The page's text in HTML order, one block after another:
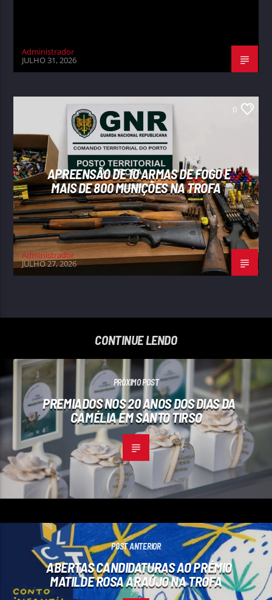
Administrador
JULHO 31, 2026
0
APREENSÃO DE 10 ARMAS DE FOGO E
MAIS DE 800 MUNIÇÕES NA TROFA
Administrador
JULHO 27, 2026
CONTINUE LENDO
PRÓXIMO POST
PREMIADOS NOS 20 ANOS DOS DIAS DA
CAMÉLIA EM SANTO TIRSO
POST ANTERIOR
ABERTAS CANDIDATURAS AO PRÉMIO
MATILDE ROSA ARAÚJO NA TROFA